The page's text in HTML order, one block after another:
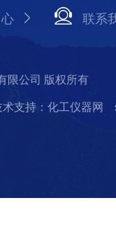
联系
限公司 版权所有
术支持：化工仪器网